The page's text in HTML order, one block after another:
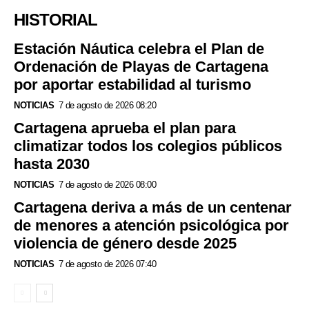
HISTORIAL
Estación Náutica celebra el Plan de
Ordenación de Playas de Cartagena
por aportar estabilidad al turismo
NOTICIAS 7 de agosto de 2026 08:20
Cartagena aprueba el plan para
climatizar todos los colegios públicos
hasta 2030
NOTICIAS 7 de agosto de 2026 08:00
Cartagena deriva a más de un centenar
de menores a atención psicológica por
violencia de género desde 2025
NOTICIAS 7 de agosto de 2026 07:40